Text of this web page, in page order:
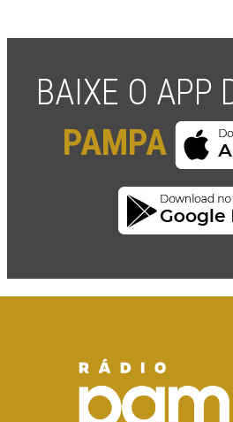
BAIXE O APP
PAMPA